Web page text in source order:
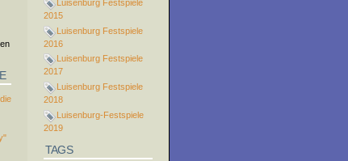
Luisenburg Festspiele
2015
Luisenburg Festspiele
2016
Luisenburg Festspiele
2017
Luisenburg Festspiele
2018
Luisenburg-Festspiele
2019
TAGS